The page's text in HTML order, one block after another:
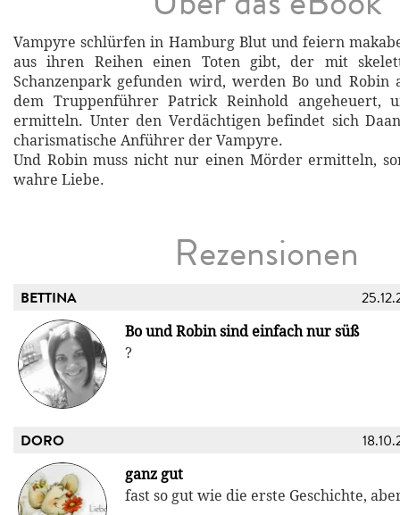
Vampyre schlürfen in Hamburg Blut und feiern
aus ihren Reihen einen Toten gibt, der mit
Schanzenpark gefunden wird, werden Bo und Robin
dem Truppenführer Patrick Reinhold angeheuert,
ermitteln. Unter den Verdächtigen befindet sich
charismatische Anführer der Vampyre.
Und Robin muss nicht nur einen Mörder ermitteln,
wahre Liebe.
Rezensionen
BETTINA
Bo und Robin sind einfach nur süß
?
DORO
ganz gut
fast so gut wie die erste Geschichte,